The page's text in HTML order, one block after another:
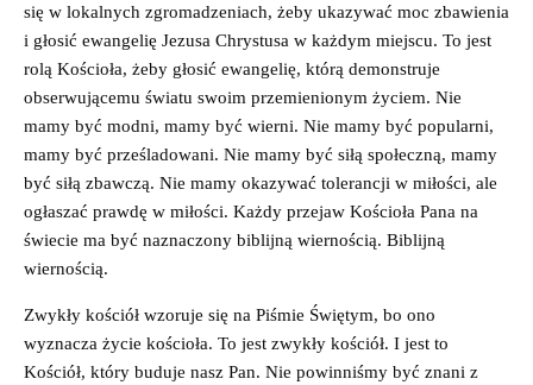
się w lokalnych zgromadzeniach, żeby ukazywać moc zbawienia
i głosić ewangelię Jezusa Chrystusa w każdym miejscu. To jest
rolą Kościoła, żeby głosić ewangelię, którą demonstruje
obserwującemu światu swoim przemienionym życiem. Nie
mamy być modni, mamy być wierni. Nie mamy być popularni,
mamy być prześladowani. Nie mamy być siłą społeczną, mamy
być siłą zbawczą. Nie mamy okazywać tolerancji w miłości, ale
ogłaszać prawdę w miłości. Każdy przejaw Kościoła Pana na
świecie ma być naznaczony biblijną wiernością. Biblijną
wiernością.
Zwykły kościół wzoruje się na Piśmie Świętym, bo ono
wyznacza życie kościoła. To jest zwykły kościół. I jest to
Kościół, który buduje nasz Pan. Nie powinniśmy być znani z